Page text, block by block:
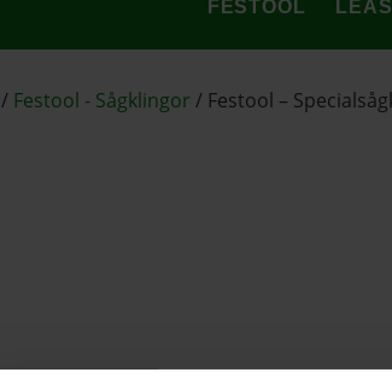
FESTOOL
/ Festool - Sågklingor / Festool –